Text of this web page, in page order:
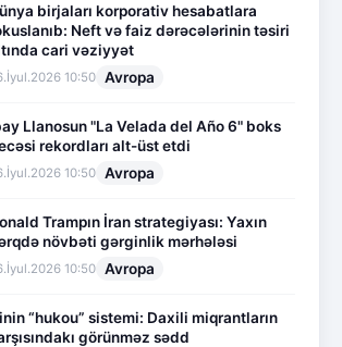
birjaları korporativ hesabatlara
Neft və faiz dərəcələrinin təsiri
cari vəziyyət
10:50 Avropa
Llanosun "La Velada del Año 6" boks
rekordları alt-üst etdi
10:50 Avropa
Trampın İran strategiyası: Yaxın
növbəti gərginlik mərhələsi
10:50 Avropa
“hukou” sistemi: Daxili miqrantların
görünməz sədd